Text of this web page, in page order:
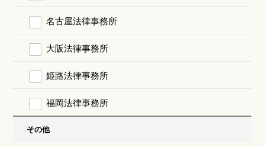
名古屋法律事務所
大阪法律事務所
姫路法律事務所
福岡法律事務所
その他